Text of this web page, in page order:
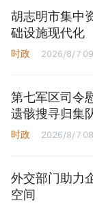
胡志明市集中
础设施现代化
时政 2026/8/7
第七军区司令
遗骸搜寻归集
时政 2026/8/7
外交部门助力
空间